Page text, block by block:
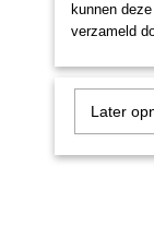
kunnen
verzameld
Later